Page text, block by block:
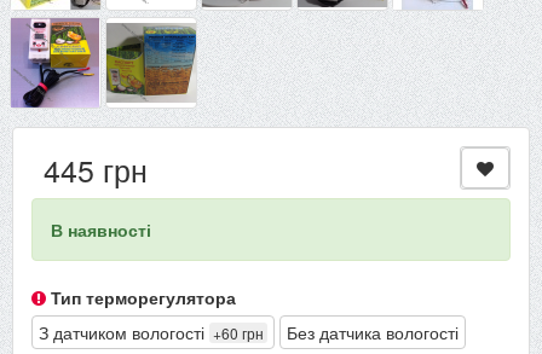
445 грн
В наявності
Тип терморегулятора
З датчиком вологості +60 грн Без датчика вологості